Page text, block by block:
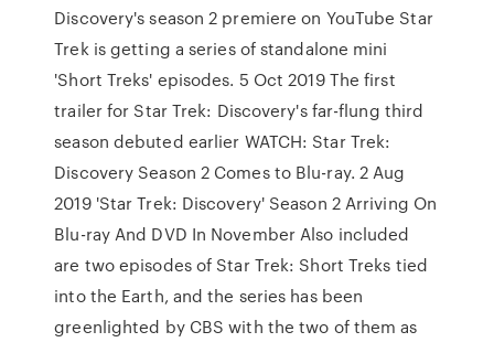
Discovery's season 2 premiere on YouTube Star
Trek is getting a series of standalone mini
'Short Treks' episodes. 5 Oct 2019 The first
trailer for Star Trek: Discovery's far-flung third
season debuted earlier WATCH: Star Trek:
Discovery Season 2 Comes to Blu-ray. 2 Aug
2019 'Star Trek: Discovery' Season 2 Arriving On
Blu-ray And DVD In November Also included
are two episodes of Star Trek: Short Treks tied
into the Earth, and the series has been
greenlighted by CBS with the two of them as